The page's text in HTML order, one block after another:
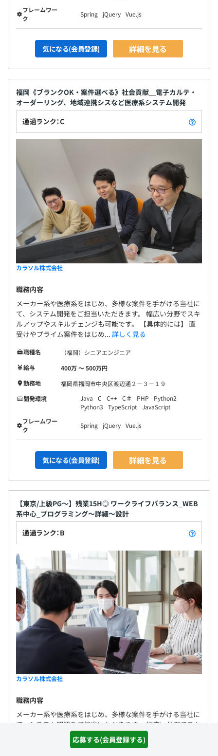
応募する(会員登録する)
フレームワー
ク
Spring jQuery Vue.js
気になる(会員登録) 詳細を見る
福岡《ブランクOK・案件選べる》社会貢献＿電子カルテ・
オーダーリング、地域連携シスなど医療系システム開発
通過ランク：C
カラソル株式会社
職務内容
メーカー系や医療系をはじめ、多様な案件を手がける当社に
て、システム開発をご担当いただきます。 幅広い分野でスキ
ルアップやスキルチェンジも可能です。 【具体的には】 直
受けやプライム案件をはじめ... 詳しく見る
職種名
（福岡）シニアエンジニア
給与
400万 〜 500万円
勤務地
福岡県福岡市中央区渡辺通２－３－１９
開発環境
Java C C++ C＃ PHP
Python2
Python3
TypeScript
JavaScript
フレームワー
ク
Spring jQuery Vue.js
気になる(会員登録) 詳細を見る
【東京/上級PG～】残業15H◎ ワークライフバランス_WEB
系中心_プログラミング～詳細～設計
通過ランク：B
カラソル株式会社
職務内容
メーカー系や医療系をはじめ、多様な案件を手がける当社に
て、システム開発をご担当いただきます。 幅広い分野でスキ
ルアップやスキルチェンジも可能です。 【具体的には】 直
受けやプライム案件をはじめ...詳しく見る